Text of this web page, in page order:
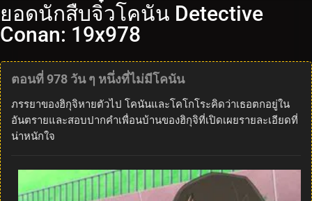
ยอดนักสืบจิ๋วโคนัน Detective
Conan: 19x978
ตอนที่ 978 วัน ๆ หนึ่งที่ไม่มีโคนัน
ภรรยาของฮิกุจิหายตัวไป โคนันและโคโกโระคิดว่าเธอตกอยู่ใน
อันตรายและสอบปากคำเพื่อนบ้านของฮิกุจิที่เปิดเผยรายละเอียดที่
น่าหนักใจ